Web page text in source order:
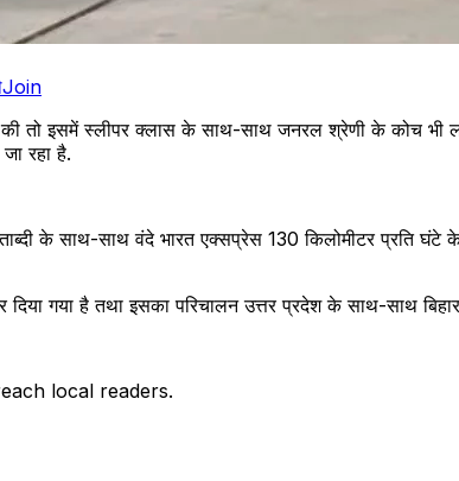
Join
की तो इसमें स्लीपर क्लास के साथ-साथ जनरल श्रेणी के कोच
रहा है.
के साथ-साथ वंदे भारत एक्सप्रेस 130 किलोमीटर प्रति घंटे
गया है तथा इसका परिचालन उत्तर प्रदेश के साथ-साथ
local readers.